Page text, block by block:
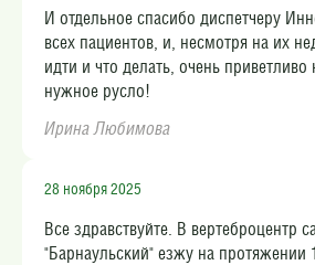
И отдельное спасибо диспетчеру
всех пациентов, и, несмотря на их
идти и что делать, очень приветливо
нужное русло!
Ирина Любимова
28 ноября 2025
Все здравствуйте. В вертеброцентр
"Барнаульский" езжу на протяжении